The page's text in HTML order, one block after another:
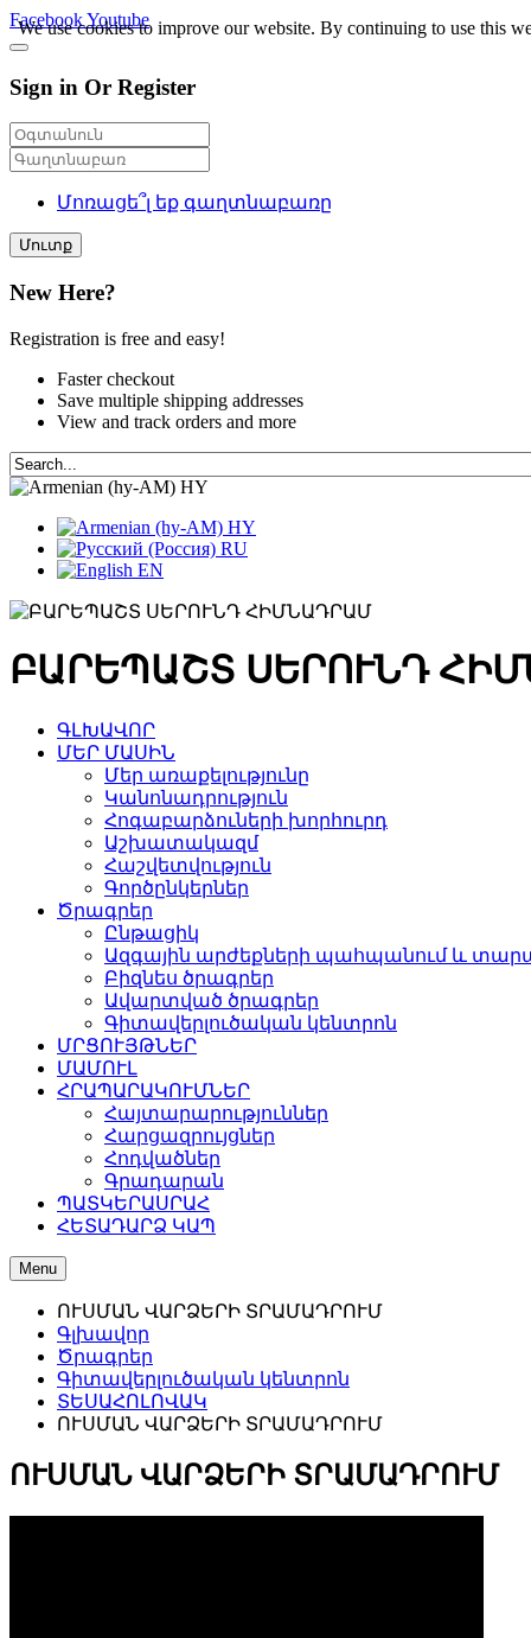
FacebookYoutube
Sign in Or Register
Մոռացե՞լ եք գաղտնաբառը
Մուտք
New Here?
Registration is free and easy!
Faster checkout
Save multiple shipping addresses
View and track orders and more
HY
HY
RU
EN
ԲԱՐԵՊԱՇՏ ՍԵՐՈՒՆԴ
ԳԼԽԱՎՈՐ
ՄԵՐ ՄԱՍԻՆ
Մեր առաքելությունը
Կանոնադրություն
Հոգաբարձուների խորհուրդ
Աշխատակազմ
Հաշվետվություն
Գործընկերներ
Ծրագրեր
Ընթացիկ
Ազգային արժեքների պահպանում և
Բիզնես ծրագրեր
Ավարտված ծրագրեր
Գիտավերլուծական կենտրոն
ՄՐՑՈՒՅԹՆԵՐ
ՄԱՄՈՒԼ
ՀՐԱՊԱՐԱԿՈՒՄՆԵՐ
Հայտարարություններ
Հարցազրույցներ
Հոդվածներ
Գրադարան
ՊԱՏԿԵՐԱՍՐԱՀ
ՀԵՏԱԴԱՐՁ ԿԱՊ
Menu
ՈՒՍՄԱՆ ՎԱՐՁԵՐԻ ՏՐԱՄԱԴՐՈՒՄ
Գլխավոր
Ծրագրեր
Գիտավերլուծական կենտրոն
ՏԵՍԱՀՈԼՈՎԱԿ
ՈՒՍՄԱՆ ՎԱՐՁԵՐԻ ՏՐԱՄԱԴՐՈՒՄ
ՈՒՍՄԱՆ ՎԱՐՁԵՐԻ ՏՐԱՄԱԴՐՈՒՄ
We use cookies to improve our website. By continuing to use this